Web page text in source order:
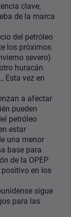
clave,
de la marca
del petróleo
los próximos
severo)
huracán
Esta vez en
a afectar
pueden
petróleo
estar
una menor
base para
de la OPEP
en los
sigue
para las